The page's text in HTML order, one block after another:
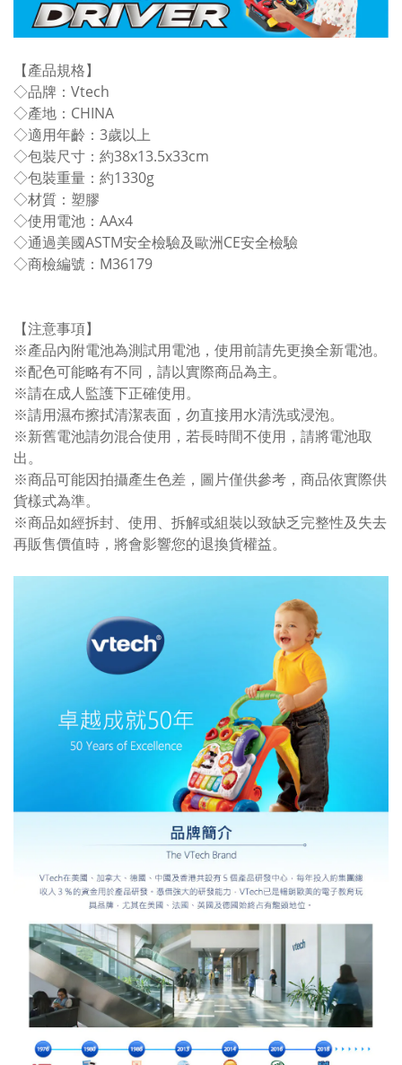
【產品規格】
◇品牌：Vtech
◇產地：CHINA
◇適用年齡：3歲以上
◇包裝尺寸：約38x13.5x33cm
◇包裝重量：約1330g
◇材質：塑膠
◇使用電池：AAx4
◇通過美國ASTM安全檢驗及歐洲CE安全檢驗
◇商檢編號：M36179
【注意事項】
※產品內附電池為測試用電池，使用前請先更換全新電池。
※配色可能略有不同，請以實際商品為主。
※請在成人監護下正確使用。
※請用濕布擦拭清潔表面，勿直接用水清洗或浸泡。
※新舊電池請勿混合使用，若長時間不使用，請將電池取
出。
※商品可能因拍攝產生色差，圖片僅供參考，商品依實際供
貨樣式為準。
※商品如經拆封、使用、拆解或組裝以致缺乏完整性及失去
再販售價值時，將會影響您的退換貨權益。